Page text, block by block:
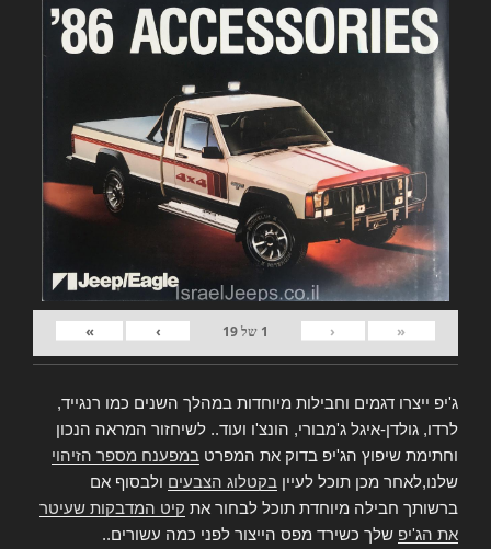
«
‹
1 של19
›
»
ג'יפ ייצרו דגמים וחבילות מיוחדות במהלך השנים כמו רנגייד,
לרדו, גולדן-איגל ג'מבורי, הונצ'ו ועוד.. לשיחזור המראה הנכון
וחתימת שיפוץ הג'יפ בדוק את המפרט במפענח מספר הזיהוי
שלנו,לאחר מכן תוכל לעיין בקטלוג הצבעים ולבסוף אם
ברשותך חבילה מיוחדת תוכל לבחור את קיט המדבקות שעיטר
את הג'יפ שלך כשירד מפס הייצור לפני כמה עשורים..